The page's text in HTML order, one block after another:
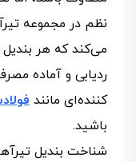
نظم در مجموعه
می‌کند که هر بندیل
ردیابی و آماده
کننده‌ای مانند
باشید.
شناخت بندیل